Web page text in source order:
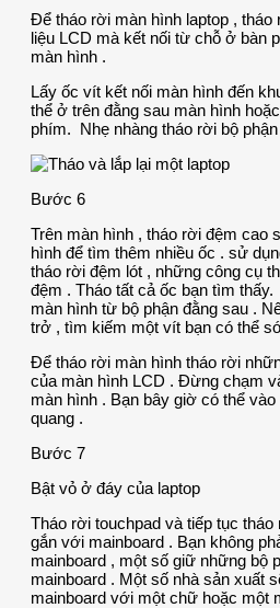
Để tháo rời màn hình laptop ,
liệu LCD mà kết nối từ chỗ ở bàn
màn hình .
Lấy ốc vít kết nối màn hình đến
thể ở trên đằng sau màn hình
phím. Nhẹ nhàng tháo rời bộ
Bước 6
Trên màn hình , tháo rời đệm cao
hình để tìm thêm nhiều ốc . sử
tháo rời đệm lót , những công cụ
đệm . Tháo tất cả ốc bạn tìm
màn hình từ bộ phận đằng sau .
trở , tìm kiếm một vít bạn có thể
Để tháo rời màn hình tháo rời
của màn hình LCD . Đừng chạm
màn hình . Bạn bây giờ có thể
quang .
Bước 7
Bật vỏ ở đáy của laptop
Tháo rời touchpad và tiếp tục
gắn với mainboard . Bạn không
mainboard , một số giữ những bộ
mainboard . Một số nhà sản xuất
mainboard với một chữ hoặc một